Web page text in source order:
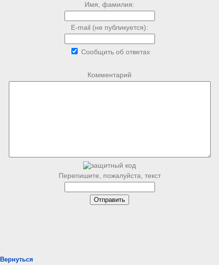
Имя, фамилия:
E-mail (не публикуется):
Сообщить об ответах
Комментарий
Перепишите, пожалуйста, текст
Вернуться